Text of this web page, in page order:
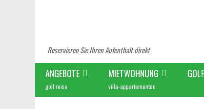
Reservieren Sie Ihren Aufenthalt direkt
ANGEBOTE
golf reise
MIETWOHNUNG
villa-appartementen
GOLF